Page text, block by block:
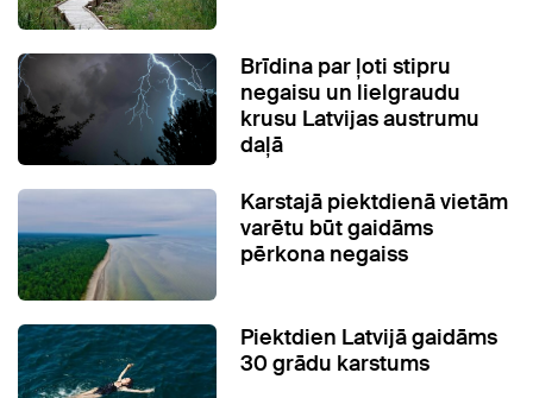
Brīdina par ļoti stipru
negaisu un lielgraudu
krusu Latvijas austrumu
daļā
Karstajā piektdienā vietām
varētu būt gaidāms
pērkona negaiss
Piektdien Latvijā gaidāms
30 grādu karstums